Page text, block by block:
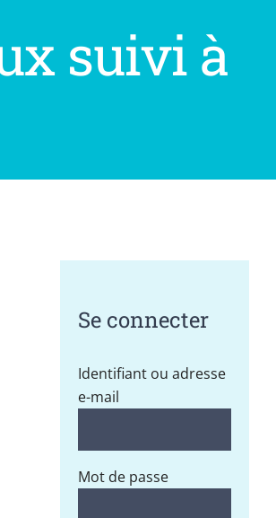
suivi à
Se connecter
Identifiant ou adresse
e-mail
Mot de passe